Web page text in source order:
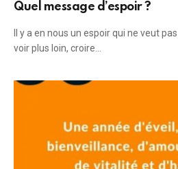
Quel message d’espoir ?
Il y a en nous un espoir qui ne veut
voir plus loin, croire…